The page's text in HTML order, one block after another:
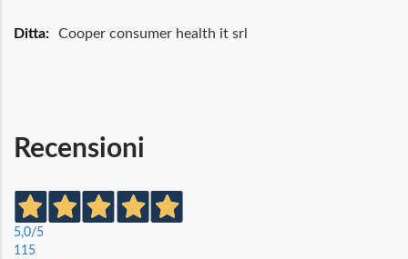
MaggioriCooper consumer health it srl
Recensioni
5,0/5
115